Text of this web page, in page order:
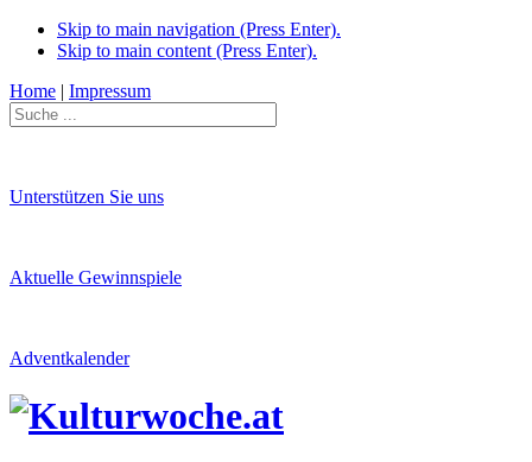
Skip to main navigation (Press Enter).
Skip to main content (Press Enter).
Home | Impressum
Unterstützen Sie uns
Aktuelle Gewinnspiele
Adventkalender